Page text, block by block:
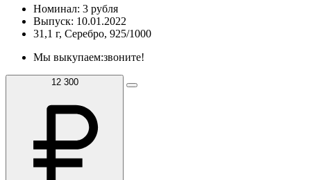
Номинал: 3 рубля
Выпуск: 10.01.2022
31,1 г, Серебро, 925/1000
Мы выкупаем:звоните!
12 300